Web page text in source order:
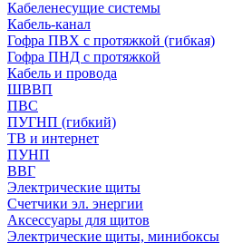
Кабеленесущие системы
Кабель-канал
Гофра ПВХ с протяжкой (гибкая)
Гофра ПНД с протяжкой
Кабель и провода
ШВВП
ПВС
ПУГНП (гибкий)
ТВ и интернет
ПУНП
ВВГ
Электрические щиты
Счетчики эл. энергии
Аксессуары для щитов
Электрические щиты, минибоксы